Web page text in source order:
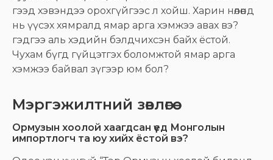
гээд хэвэндээ орохгүйгээс л хойш. Харин нөлөөнд
нь үүсэх хямралд ямар арга хэмжээ авах вэ?
гэдгээ аль хэдийн бэлдчихсэн байх ёстой.
Чухам бүгд гүйцэтгэх боломжтой ямар арга
хэмжээ байвал зүгээр юм бол?
Мэргэжилтний зөвлөгөө
Ормузын хоолой хаагдсан үед Монголын
импортлогч та юу хийх ёстой вэ?